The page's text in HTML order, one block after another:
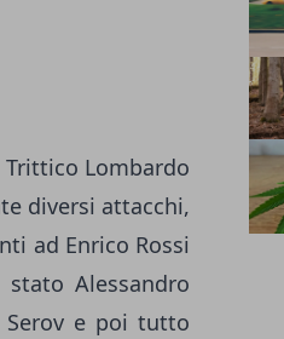
Lombardo
diversi attacchi,
ad Enrico Rossi
Alessandro
e poi tutto